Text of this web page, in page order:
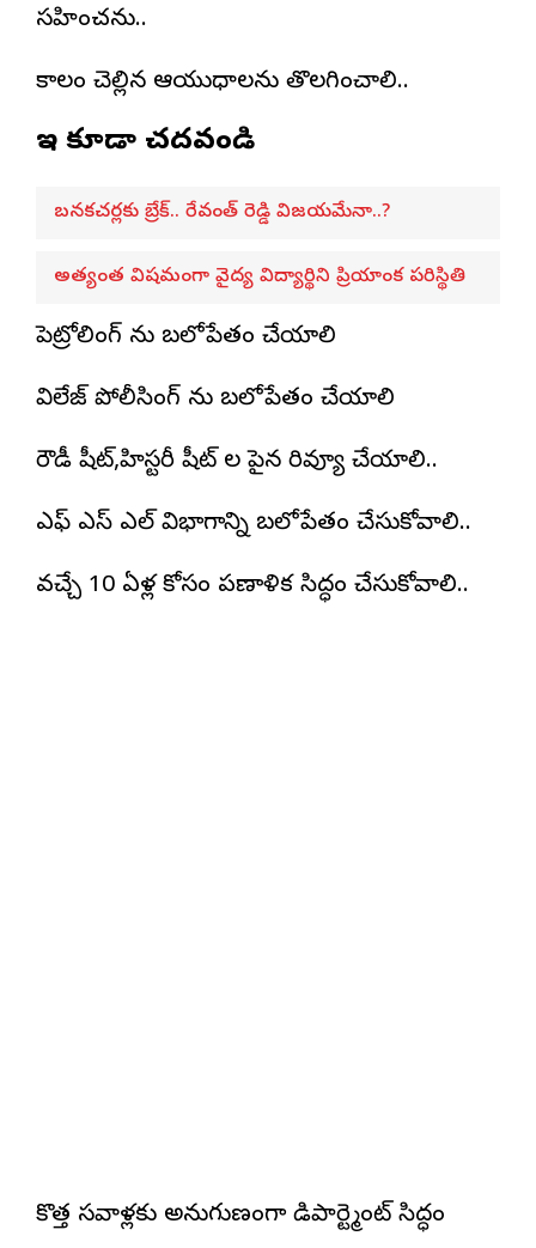
సహించను..
కాలం చెల్లిన ఆయుధాలను తొలగించాలి..
ఇవి కూడా చదవండి
బనకచర్లకు బ్రేక్.. రేవంత్ రెడ్డి విజయమేనా..?
అత్యంత విషమంగా వైద్య విద్యార్థిని ప్రియాంక పరిస్థితి
పెట్రోలింగ్ ను బలోపేతం చేయాలి
విలేజ్ పోలీసింగ్ ను బలోపేతం చేయాలి
రౌడీ షీట్,హిస్టరీ షీట్ ల పైన రివ్యూ చేయాలి..
ఎఫ్ ఎస్ ఎల్ విభాగాన్ని బలోపేతం చేసుకోవాలి..
వచ్చే 10 ఏళ్ల కోసం ప్రణాళిక సిద్ధం చేసుకోవాలి..
కొత్త సవాళ్లకు అనుగుణంగా డిపార్ట్మెంట్ సిద్ధం